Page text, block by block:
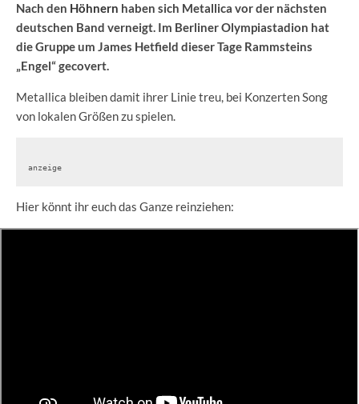
Nach den Höhnern haben sich Metallica vor der nächsten
deutschen Band verneigt. Im Berliner Olympiastadion hat
die Gruppe um James Hetfield dieser Tage Rammsteins
„Engel“ gecovert.
Metallica bleiben damit ihrer Linie treu, bei Konzerten Song
von lokalen Größen zu spielen.
anzeige
Hier könnt ihr euch das Ganze reinziehen: